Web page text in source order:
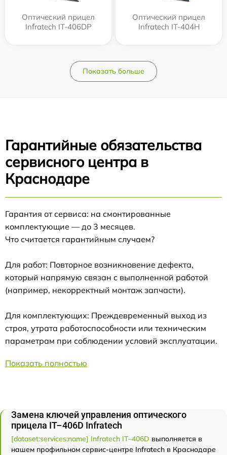
Оптический прицел
Infratech IT-406DP
Оптический прицел
Infratech IT-404H
Показать больше
Гарантийные обязательства
сервисного центра в
Краснодаре
Гарантия от сервиса: на смонтированные
комплектующие — до 3 месяцев.
Что считается гарантийным случаем?
Для работ: Повторное возникновение дефекта,
который напрямую связан с выполненной работой
(например, некорректный монтаж запчасти).
Для комплектующих: Преждевременный выход из
строя, утрата работоспособности или техническим
параметрам при соблюдении условий эксплуатации.
Показать полностью
Замена ключей управления оптического
прицела IT–406D Infratech
[dataset:services:name] Infratech IT–406D выполняется в
нашем профильном сервис-центре Infratech в Краснодаре